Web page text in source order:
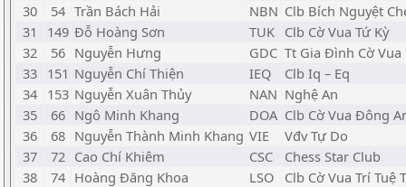
30
54 Trần Bách Hải NBN Clb Bích Nguyệt
31
149 Đỗ Hoàng Sơn TUK Clb Cờ Vua Tứ Kỳ
32
56 Nguyễn Hưng GDC Tt Gia Đình Cờ Vua
33 151 Nguyễn Chí Thiện IEQ
Clb Iq – Eq
34 153 Nguyễn Xuân Thủy NAN Nghệ An
35
66 Ngô Minh Khang DOA Clb Cờ Vua Đông
36
68 Nguyễn Thành Minh Khang VIE
Vđv Tự Do
37
72 Cao Chí Khiêm CSC
Chess Star Club
38
74 Hoàng Đăng Khoa LSO
Clb Cờ Vua Trí Tuệ